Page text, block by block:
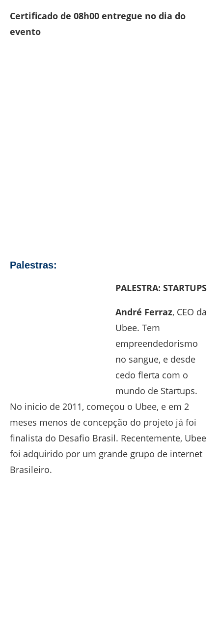
Certificado de 08h00 entregue no dia do
evento
Palestras:
PALESTRA: STARTUPS
André Ferraz, CEO da
Ubee. Tem
empreendedorismo
no sangue, e desde
cedo flerta com o
mundo de Startups.
No inicio de 2011, começou o Ubee, e em 2
meses menos de concepção do projeto já foi
finalista do Desafio Brasil. Recentemente, Ubee
foi adquirido por um grande grupo de internet
Brasileiro.